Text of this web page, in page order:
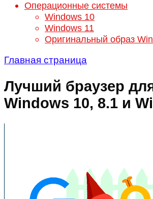
Операционные системы
Windows 10
Windows 11
Оригинальный образ
Главная страница
Лучший браузер
Windows 10, 8.1 и